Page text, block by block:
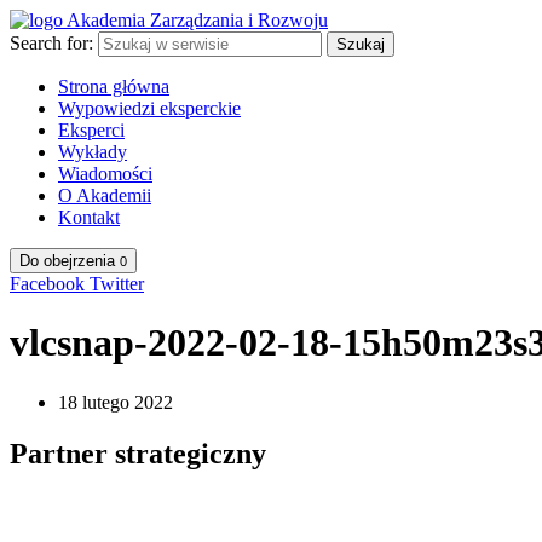
Search for: Szukaj
Strona główna
Wypowiedzi eksperckie
Eksperci
Wykłady
Wiadomości
O Akademii
Kontakt
Do obejrzenia 0
Facebook Twitter
vlcsnap-2022-02-18-
18 lutego 2022
Partner strategiczny